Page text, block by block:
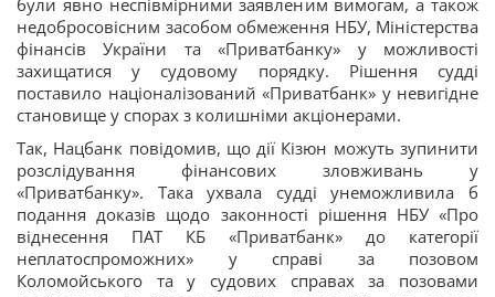
були явно неспівмірними заявленим вимогам, а також
недобросовісним засобом обмеження НБУ, Міністерства
фінансів України та «Приватбанку» у можливості
захищатися у судовому порядку. Рішення судді
поставило націоналізований «Приватбанк» у невигідне
становище у спорах з колишніми акціонерами.
Так, Нацбанк повідомив, що дії Кізюн можуть зупинити
розслідування фінансових зловживань у
«Приватбанку». Така ухвала судді унеможливила б
подання доказів щодо законності рішення НБУ «Про
віднесення ПАТ КБ «Приватбанк» до категорії
неплатоспроможних» у справі за позовом
Коломойського та у судових справах за позовами